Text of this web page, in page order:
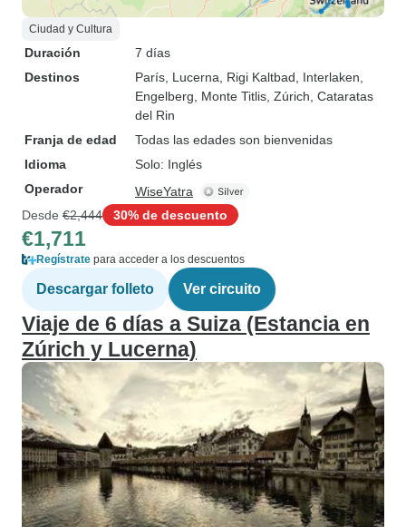
Ciudad y Cultura
Duración
7 días
Destinos
París , Lucerna , Rigi Kaltbad , Interlaken
Engelberg , Monte Titlis , Zúrich , Cataratas
del Rin
Franja de edad
Todas las edades son bienvenidas
Idioma
Solo: Inglés
Operador
WiseYatra
Desde €2,444 30% de descuento
€1,711
Regístrate para acceder a los descuentos
Descargar folleto Ver circuito
Viaje de 6 días a Suiza (Estancia en
Zúrich y Lucerna)